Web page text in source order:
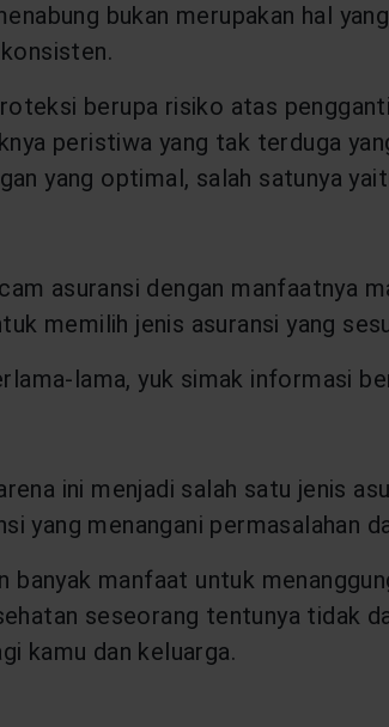
bukan merupakan hal
berupa risiko atas
peristiwa yang tak terduga
yang optimal, salah satunya
asuransi dengan manfaatnya
memilih jenis asuransi yang
lama, yuk simak informasi
ini menjadi salah satu jenis
yang menangani permasalahan
banyak manfaat untuk
seseorang tentunya tidak
kamu dan keluarga.